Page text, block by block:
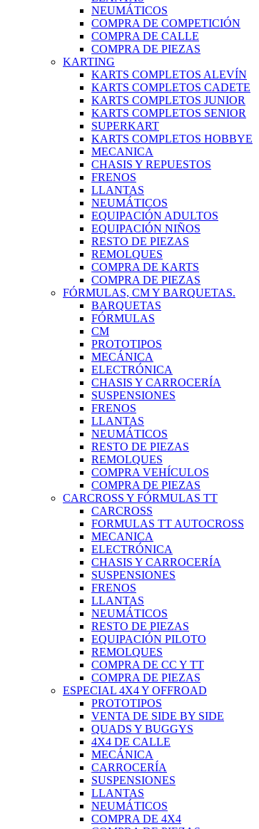
NEUMÁTICOS
COMPRA DE COMPETICIÓN
COMPRA DE CALLE
COMPRA DE PIEZAS
KARTING
KARTS COMPLETOS ALEVÍN
KARTS COMPLETOS CADETE
KARTS COMPLETOS JUNIOR
KARTS COMPLETOS SENIOR
SUPERKART
KARTS COMPLETOS HOBBYE
MECANICA
CHASIS Y REPUESTOS
FRENOS
LLANTAS
NEUMÁTICOS
EQUIPACIÓN ADULTOS
EQUIPACIÓN NIÑOS
RESTO DE PIEZAS
REMOLQUES
COMPRA DE KARTS
COMPRA DE PIEZAS
FÓRMULAS, CM Y BARQUETAS.
BARQUETAS
FÓRMULAS
CM
PROTOTIPOS
MECÁNICA
ELECTRÓNICA
CHASIS Y CARROCERÍA
SUSPENSIONES
FRENOS
LLANTAS
NEUMÁTICOS
RESTO DE PIEZAS
REMOLQUES
COMPRA VEHÍCULOS
COMPRA DE PIEZAS
CARCROSS Y FÓRMULAS TT
CARCROSS
FORMULAS TT AUTOCROSS
MECANICA
ELECTRÓNICA
CHASIS Y CARROCERÍA
SUSPENSIONES
FRENOS
LLANTAS
NEUMÁTICOS
RESTO DE PIEZAS
EQUIPACIÓN PILOTO
REMOLQUES
COMPRA DE CC Y TT
COMPRA DE PIEZAS
ESPECIAL 4X4 Y OFFROAD
PROTOTIPOS
VENTA DE SIDE BY SIDE
QUADS Y BUGGYS
4X4 DE CALLE
MECÁNICA
CARROCERÍA
SUSPENSIONES
LLANTAS
NEUMÁTICOS
COMPRA DE 4X4